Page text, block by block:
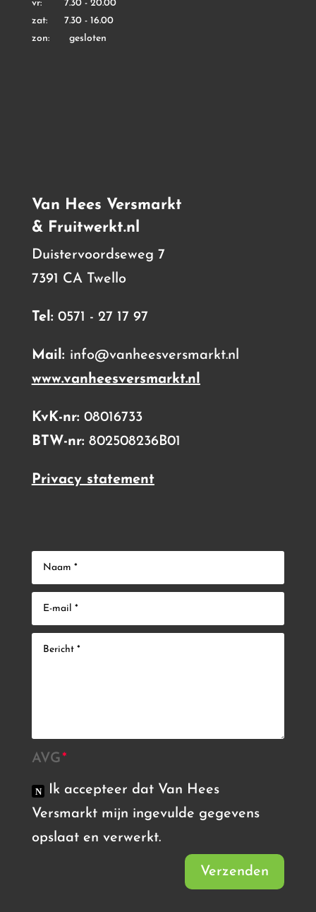
vr: 7.30 - 20.00
zat: 7.30 - 16.00
zon: gesloten
Van Hees Versmarkt
& Fruitwerkt.nl
Duistervoordseweg 7
7391 CA Twello
Tel: 0571 - 27 17 97
Mail: info@vanheesversmarkt.nl
www.vanheesversmarkt.nl
KvK-nr: 08016733
BTW-nr: 802508236B01
Privacy statement
AVG
Ik accepteer dat Van Hees
Versmarkt mijn ingevulde gegevens
opslaat en verwerkt.
Verzenden